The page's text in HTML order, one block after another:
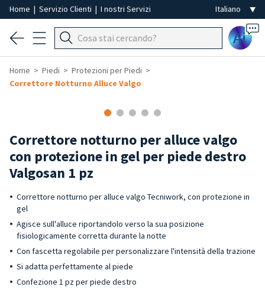
Home | Servizio Clienti | I nostri Servizi
Ai
Home Piedi
Protezioni per Piedi
Correttore Notturno Alluce Valgo
Correttore notturno per alluce valgo
con protezione in gel per piede destro
Valgosan 1 pz
Correttore notturno per alluce valgo Tecniwork, con protezione in
gel
Agisce sull'alluce riportandolo verso la sua posizione
fisiologicamente corretta durante la notte
Con fascetta regolabile per personalizzare l'intensità della trazione
Si adatta perfettamente al piede
Confezione 1 pz per piede destro